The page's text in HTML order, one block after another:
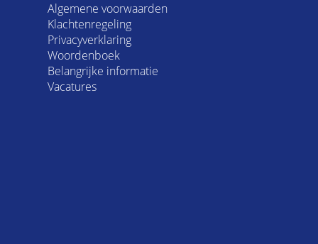
Algemene voorwaarden
Klachtenregeling
Privacyverklaring
Woordenboek
Belangrijke informatie
Vacatures